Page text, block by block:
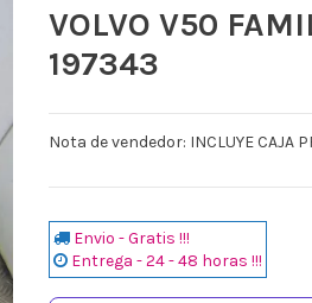
VOLVO V50
197343
Nota de vendedor: INCLUYE CAJA
Envio - Gratis !!!
Entrega - 24 - 48 horas !!!